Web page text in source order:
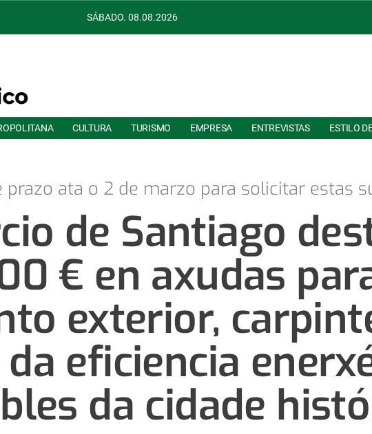
SÁBADO. 08.08.2026
CULTURA TURISMO EMPRESA ENTREVISTAS ESTILO
prazo ata o 2 de marzo para solicitar estas
de Santiago
€ en axudas
exterior,
eficiencia
da cidade